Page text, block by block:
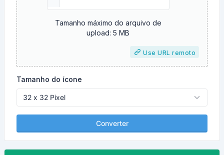
Tamanho máximo do arquivo de
upload: 5 MB
Use URL remoto
Tamanho do ícone
Converter